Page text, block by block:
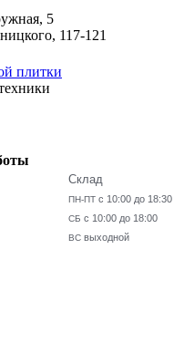
5
117-121
Склад
ПН-ПТ с 10:00 до 18:30
СБ с 10:00 до 18:00
ВС выходной